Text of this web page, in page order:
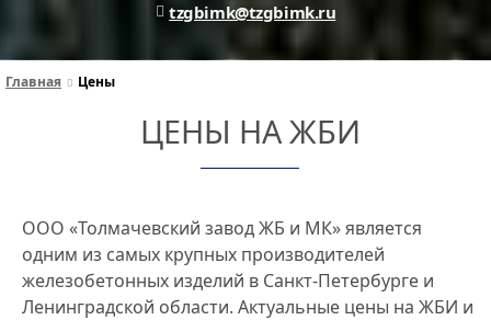
tzgbimk@tzgbimk.ru
Главная Цены
ЦЕНЫ НА ЖБИ
ООО «Толмачевский завод ЖБ и МК» является
одним из самых крупных производителей
железобетонных изделий в Санкт-Петербурге и
Ленинградской области. Актуальные цены на ЖБИ и